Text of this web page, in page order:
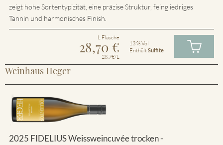
zeigt hohe Sortentypizität, eine präzise Struktur, feingliedriges
Tannin und harmonisches Finish.
L Flasche
28,70 €
28.7€/L
13 % Vol
EnthältSulfite
Weinhaus Heger
2025 FIDELIUS Weissweincuvée trocken -